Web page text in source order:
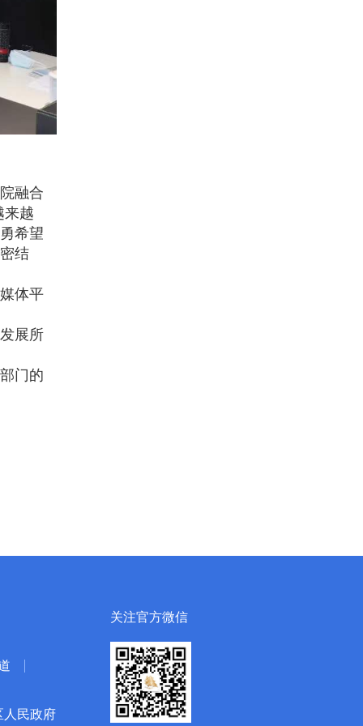
融合
来越
希望
结
体平
展所
门的
人民政府
关注官方微信